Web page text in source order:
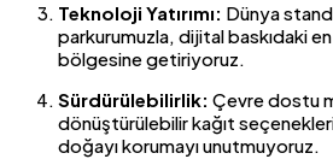
Teknoloji Yatırımı: Dünya
parkurumuzla, dijital baskıdaki
bölgesine getiriyoruz.
Sürdürülebilirlik: Çevre dostu
dönüştürülebilir kağıt
doğayı korumayı unutmuyoruz.